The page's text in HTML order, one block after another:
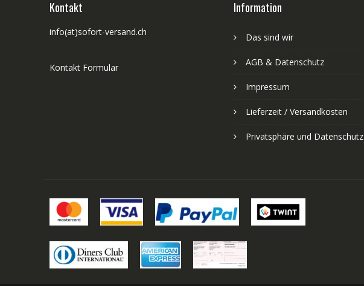
Kontakt
info(at)sofort-versand.ch
Kontakt Formular
Information
Das sind wir
AGB & Datenschutz
Impressum
Lieferzeit / Versandkosten
Privatsphäre und Datenschutz